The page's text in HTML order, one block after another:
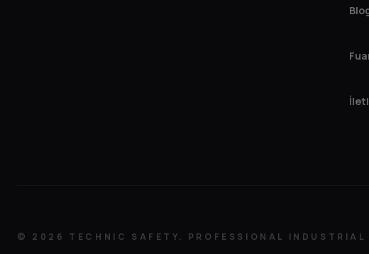
© 2026 TECHNIC SAFETY. PROFESSIONAL